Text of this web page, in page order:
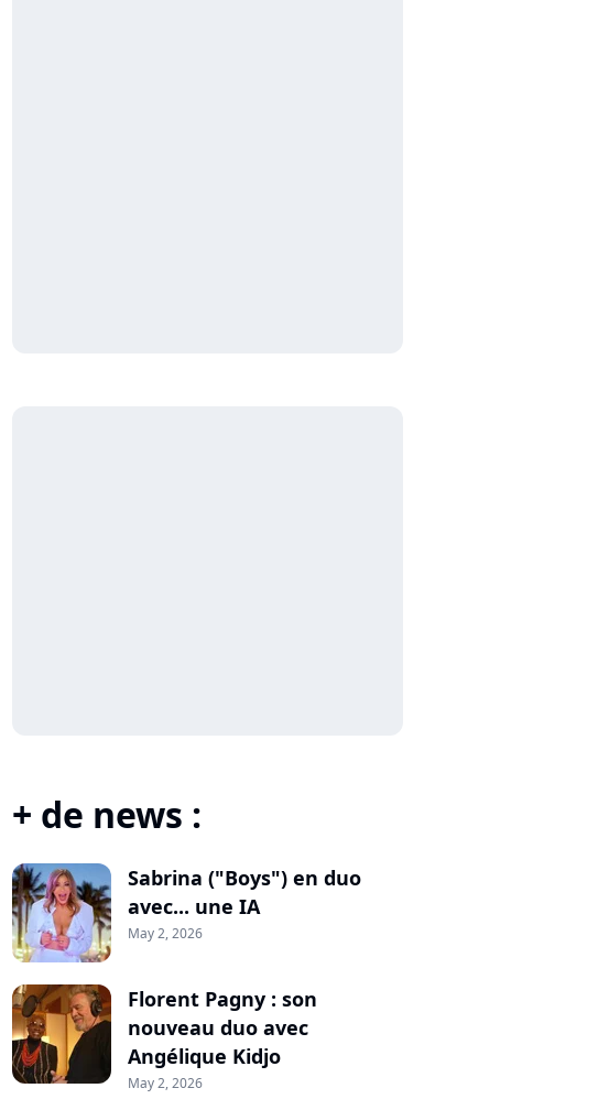
+ de news :
Sabrina ("Boys") en duo
avec... une IA
May 2, 2026
Florent Pagny : son
nouveau duo avec
Angélique Kidjo
May 2, 2026